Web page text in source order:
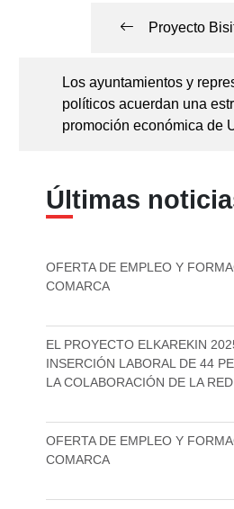
Proyecto
Los ayuntamientos y
políticos acuerdan una
promoción económica de
Últimas
OFERTA DE EMPLEO Y
COMARCA
EL PROYECTO ELKAREKIN
INSERCIÓN LABORAL DE 44
LA COLABORACIÓN DE LA
OFERTA DE EMPLEO Y
COMARCA